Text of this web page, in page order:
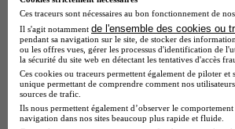
BTS Pi en alternance
BTS Sp3s en alternance
Master CCA en alternance
BTS Ndrc en alternance
BTS Sam en alternance
Cap Fleuriste en alternance
BTS Sio en alternance
MSc Marketing Digital en alternance
Ces traceurs sont nécessaires au bon fonctionnement de
Il s'agit notamment de l'ensemble des cookies ou
pendant sa navigation sur le site, de stocker des
ou les offres vues, gérer les processus d'identification de
la sécurité du site web en détectant les tentatives d'accès
Ces cookies ou traceurs permettent également de piloter
unique permettant de comprendre comment nos
sources de trafic.
Ils nous permettent également d’observer le
navigation dans nos sites beaucoup plus rapide et fluide.